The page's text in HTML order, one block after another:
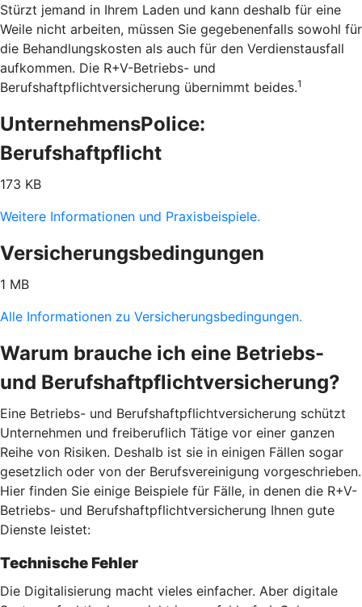
Stürzt jemand in Ihrem Laden und kann deshalb für eine
Weile nicht arbeiten, müssen Sie gegebenenfalls sowohl für
die Behandlungskosten als auch für den Verdienstausfall
aufkommen. Die R+V-Betriebs- und
Berufshaftpflichtversicherung übernimmt beides.1
UnternehmensPolice:
Berufshaftpflicht
173 KB
Weitere Informationen und Praxisbeispiele.
Versicherungsbedingungen
1 MB
Alle Informationen zu Versicherungsbedingungen.
Warum brauche ich eine Betriebs-
und Berufshaftpflichtversicherung?
Eine Betriebs- und Berufshaftpflichtversicherung schützt
Unternehmen und freiberuflich Tätige vor einer ganzen
Reihe von Risiken. Deshalb ist sie in einigen Fällen sogar
gesetzlich oder von der Berufsvereinigung vorgeschrieben.
Hier finden Sie einige Beispiele für Fälle, in denen die R+V-
Betriebs- und Berufshaftpflichtversicherung Ihnen gute
Dienste leistet:
Technische Fehler
Die Digitalisierung macht vieles einfacher. Aber digitale